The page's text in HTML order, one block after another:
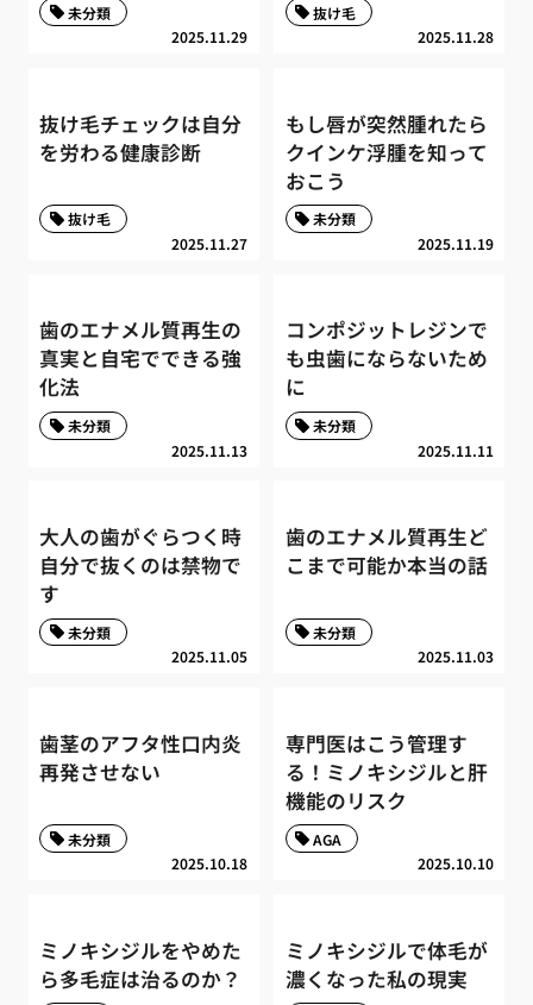
2025.11.29
未分類
2025.11.28
抜け毛
抜け毛チェックは自分
を労わる健康診断
2025.11.27
抜け毛
もし唇が突然腫れたら
クインケ浮腫を知って
おこう
2025.11.19
未分類
歯のエナメル質再生の
真実と自宅でできる強
化法
2025.11.13
未分類
コンポジットレジンで
も虫歯にならないため
に
2025.11.11
未分類
大人の歯がぐらつく時
自分で抜くのは禁物で
す
2025.11.05
未分類
歯のエナメル質再生ど
こまで可能か本当の話
2025.11.03
未分類
歯茎のアフタ性口内炎
再発させない
2025.10.18
未分類
専門医はこう管理す
る！ミノキシジルと肝
機能のリスク
2025.10.10
AGA
ミノキシジルをやめた
ら多毛症は治るのか？
ミノキシジルで体毛が
濃くなった私の現実